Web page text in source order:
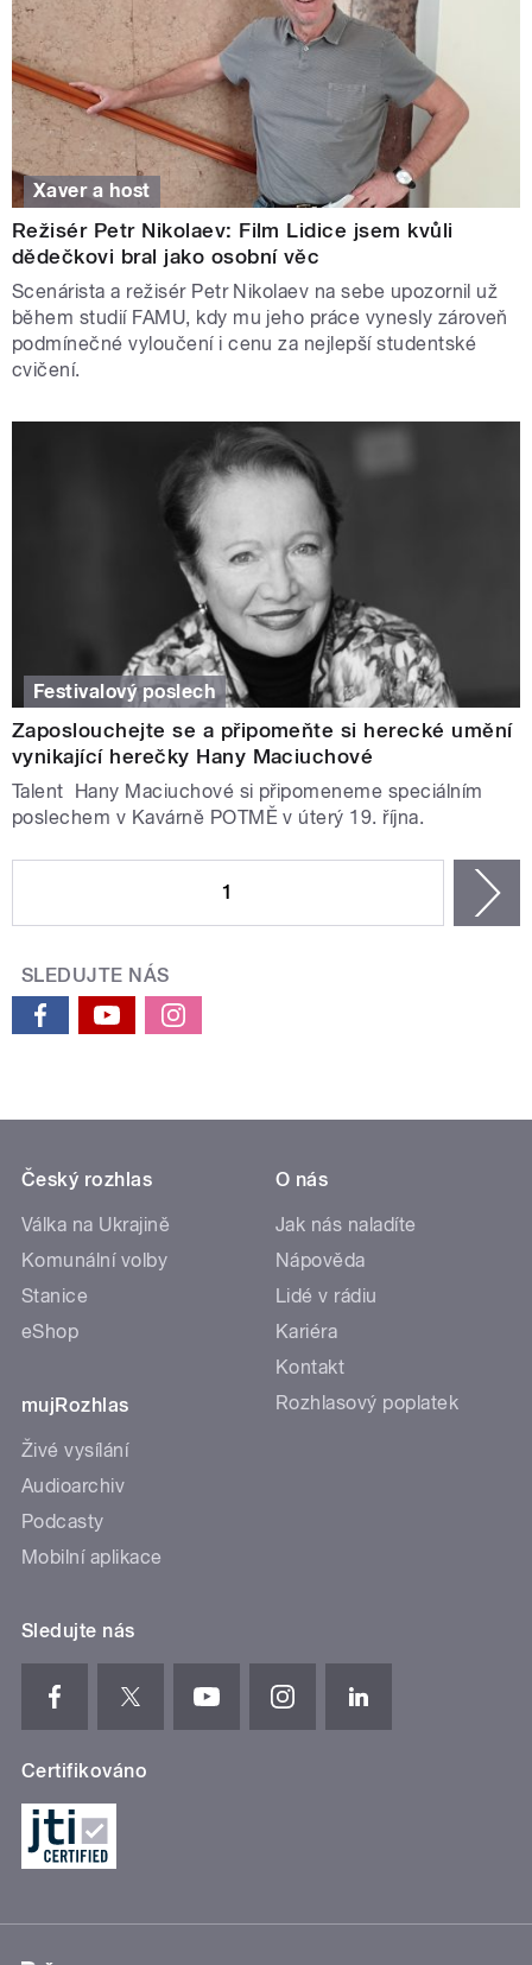
Xaver a host
Režisér Petr Nikolaev: Film Lidice jsem kvůli
dědečkovi bral jako osobní věc
Scenárista a režisér Petr Nikolaev na sebe upozornil už
během studií FAMU, kdy mu jeho práce vynesly zároveň
podmínečné vyloučení i cenu za nejlepší studentské
cvičení.
Festivalový poslech
Zaposlouchejte se a připomeňte si herecké umění
vynikající herečky Hany Maciuchové
Talent Hany Maciuchové si připomeneme speciálním
poslechem v Kavárně POTMĚ v úterý 19. října.
1
SLEDUJTE NÁS
Český rozhlas
Válka na Ukrajině
Komunální volby
Stanice
eShop
mujRozhlas
Živé vysílání
Audioarchiv
Podcasty
Mobilní aplikace
O nás
Jak nás naladíte
Nápověda
Lidé v rádiu
Kariéra
Kontakt
Rozhlasový poplatek
Sledujte nás
Certifikováno